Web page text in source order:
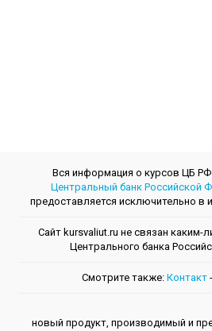
Вся информация о курсов ЦБ
Центральный банк Российской
предоставляется исключительно в
Сайт kursvaliut.ru не связан каким-
Центрального банкa
Смотрите также: Контакт -
новый продукт, производимый и